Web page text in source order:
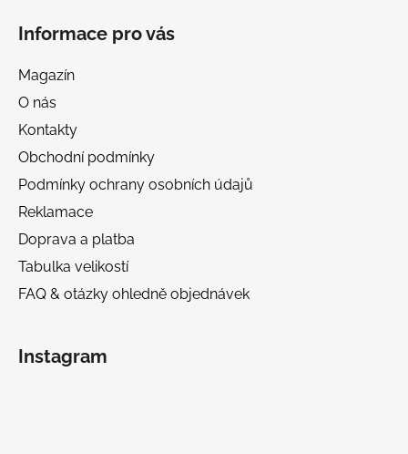
Informace pro vás
Magazín
O nás
Kontakty
Obchodní podmínky
Podmínky ochrany osobních údajů
Reklamace
Doprava a platba
Tabulka velikostí
FAQ & otázky ohledně objednávek
Instagram